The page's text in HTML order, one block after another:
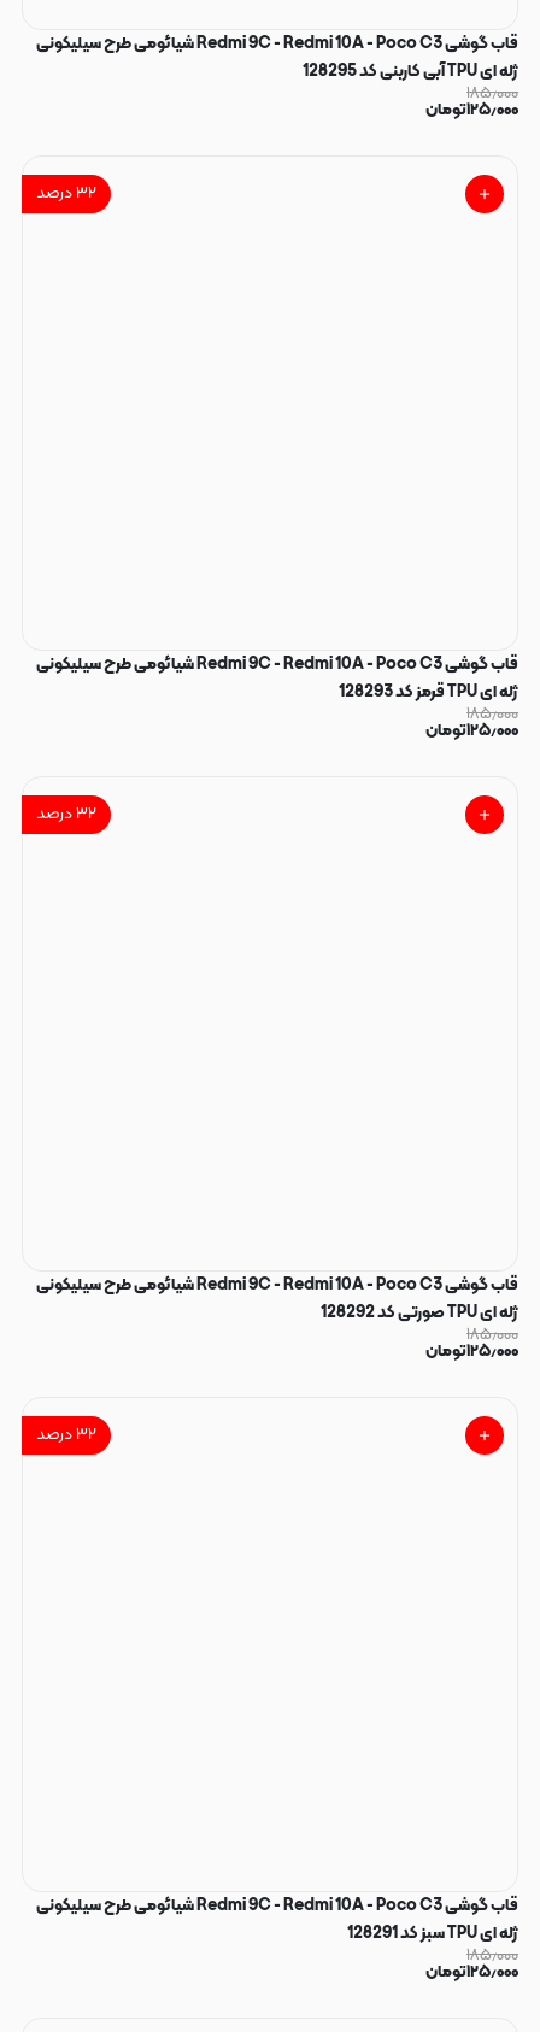
قاب گوشی Redmi 9C - Redmi 10A - Poco C3 شیائومی طرح سیلیکونی
ژله ای TPU آبی کاربنی کد 128295
۱۸۵٫۰۰۰
۱۲۵٫۰۰۰تومان
۳۲درصد
قاب گوشی Redmi 9C - Redmi 10A - Poco C3 شیائومی طرح سیلیکونی
ژله ای TPU قرمز کد 128293
۱۸۵٫۰۰۰
۱۲۵٫۰۰۰تومان
۳۲درصد
قاب گوشی Redmi 9C - Redmi 10A - Poco C3 شیائومی طرح سیلیکونی
ژله ای TPU صورتی کد 128292
۱۸۵٫۰۰۰
۱۲۵٫۰۰۰تومان
۳۲درصد
قاب گوشی Redmi 9C - Redmi 10A - Poco C3 شیائومی طرح سیلیکونی
ژله ای TPU سبز کد 128291
۱۸۵٫۰۰۰
۱۲۵٫۰۰۰تومان